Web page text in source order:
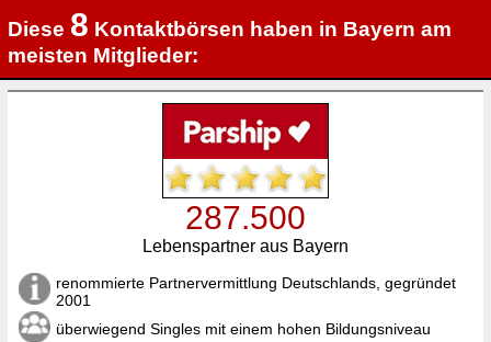
Diese 8 Kontaktbörsen haben in Bayern am
meisten Mitglieder:
287.500
Lebenspartner aus Bayern
renommierte Partnervermittlung Deutschlands, gegründet
2001
überwiegend Singles mit einem hohen Bildungsniveau